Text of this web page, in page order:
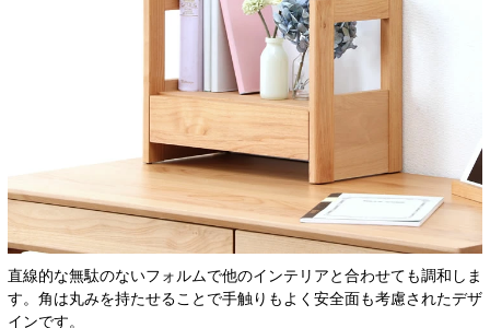
直線的な無駄のないフォルムで他のインテリアと合わせても調和しま
す。角は丸みを持たせることで手触りもよく安全面も考慮されたデザ
インです。